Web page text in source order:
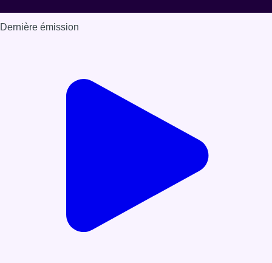
Dernière émission